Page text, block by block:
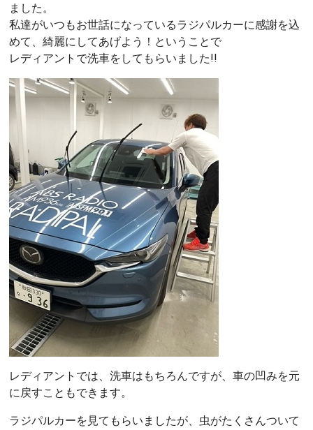
o
o
k
a
t
ました。
私達がいつもお世話になっているラジパルカーに感謝を込
めて、綺麗にしてあげよう！ということで
レディアントで洗車をしてもらいました!!
レディアントでは、洗車はもちろんですが、車の凹みを元
に戻すこともできます。
ラジパルカーを見てもらいましたが、虫がたくさんついて